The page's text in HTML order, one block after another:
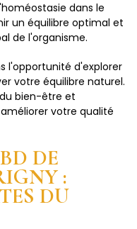
dans le
un équilibre optimal et
de l'organisme.
l'opportunité d'explorer
votre équilibre naturel.
bien-être et
votre qualité
DE
:
DU